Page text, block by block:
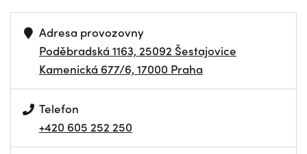
Adresa provozovny
Poděbradská 1163, 25092 Šestajovice
Kamenická 677/6, 17000 Praha
Telefon
+420 605 252 250